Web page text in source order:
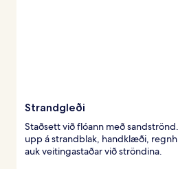
Strandgleði
Staðsett við flóann með
upp á strandblak, handklæði,
auk veitingastaðar við ströndina.